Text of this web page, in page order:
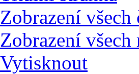
Zobrazení všech
Zobrazení
Vytisknout